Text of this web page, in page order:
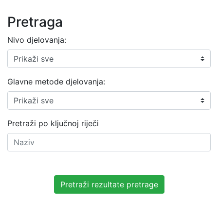
Pretraga
Nivo djelovanja:
Glavne metode djelovanja:
Pretraži po ključnoj riječi